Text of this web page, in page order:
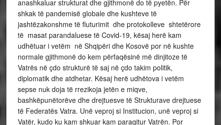
anashkaluar strukturat dhe gjithmonë do të pyetën. Për
shkak të pandemisë globale dhe kushteve të
jashtëzakonshme të fluturimit dhe protokolleve shtetërore
të masat parandaluese të Covid-19, kësaj herë kam
udhëtuar i vetëm në Shqipëri dhe Kosovë por në kushte
normale gjithmonë do kem përfaqësinë më dinjitoze të
Vatrës në çdo strukturë të saj në çdo takim politik,
diplomatik dhe atdhetar. Kësaj herë udhëtova i vetëm
sepse nuk doja të rrezikoja jetën e miqve,
bashkëpunëtorëve dhe drejtuesve të Strukturave drejtuese
të Federatës Vatra. Unë veproj si Institucion, unë veproj si
Vatër, kudo ku kam shkuar kam paraqitur Vatrën. Por